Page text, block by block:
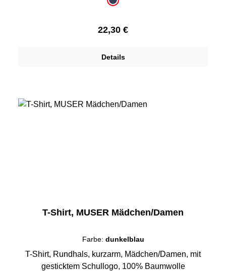
dunkelblau
Regulärer Preis:
22,30 €
Details
T-Shirt, MUSER Mädchen/Damen
Farbe: dunkelblau
T-Shirt, Rundhals, kurzarm, Mädchen/Damen, mit
gesticktem Schullogo, 100% Baumwolle